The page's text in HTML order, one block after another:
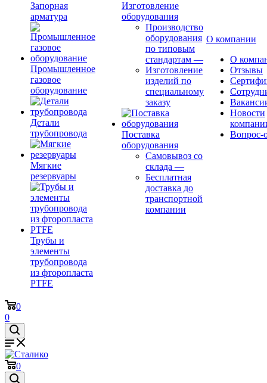
Запорная
арматура
Промышленное
газовое
оборудование
Детали
трубопровода
Мягкие
резервуары
Трубы и
элементы
трубопровода
из фторопласта
PTFE
Изготовление
оборудования
Производство
оборудования
по типовым
стандартам —
Изготовление
изделий по
специальному
заказу
Поставка
оборудования
Самовывоз со
склада —
Бесплатная
доставка до
транспортной
компании
О компании
О
Отзывы
Новости
Вопрос-
0
0
0